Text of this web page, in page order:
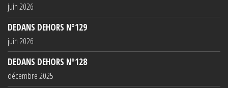
juin 2026
DEDANS DEHORS N°129
juin 2026
DEDANS DEHORS N°128
décembre 2025